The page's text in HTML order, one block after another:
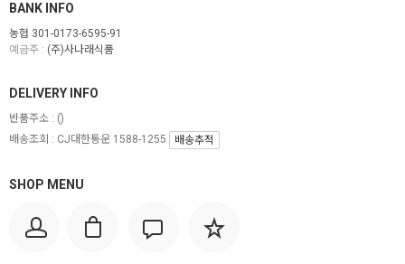
BANK INFO
농협 301-0173-6595-91
예금주 : (주)사나래식품
SHOP MENU
DELIVERY INFO
반품주소 : ()
배송조회 : CJ대한통운 1588-1255
배송추적